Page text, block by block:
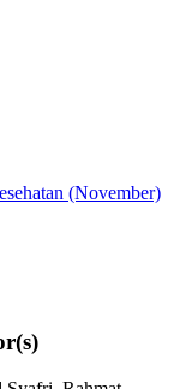
(November)